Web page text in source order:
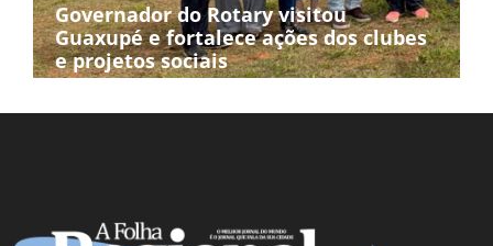
Governador do Rotary visitou
Guaxupé e fortalece ações dos clubes
e projetos sociais